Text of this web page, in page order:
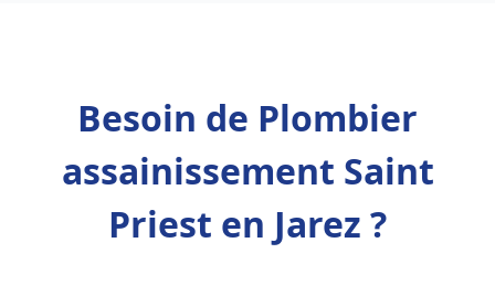
Besoin de Plombier
assainissement Saint
Priest en Jarez ?